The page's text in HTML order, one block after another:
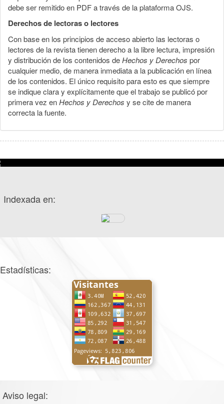
debe ser remitido en PDF a través de la plataforma OJS.
Derechos de lectoras o lectores
Con base en los principios de acceso abierto las lectoras o
lectores de la revista tienen derecho a la libre lectura, impresión
y distribución de los contenidos deHechos y Derechos por
cualquier medio, de manera inmediata a la publicación en línea
de los contenidos. El único requisito para esto es que siempre
se indique clara y explícitamente que el trabajo se publicó por
primera vez enHechos y Derechos y se cite de manera
correcta la fuente.
Indexada en:
Estadísticas:
Aviso legal: